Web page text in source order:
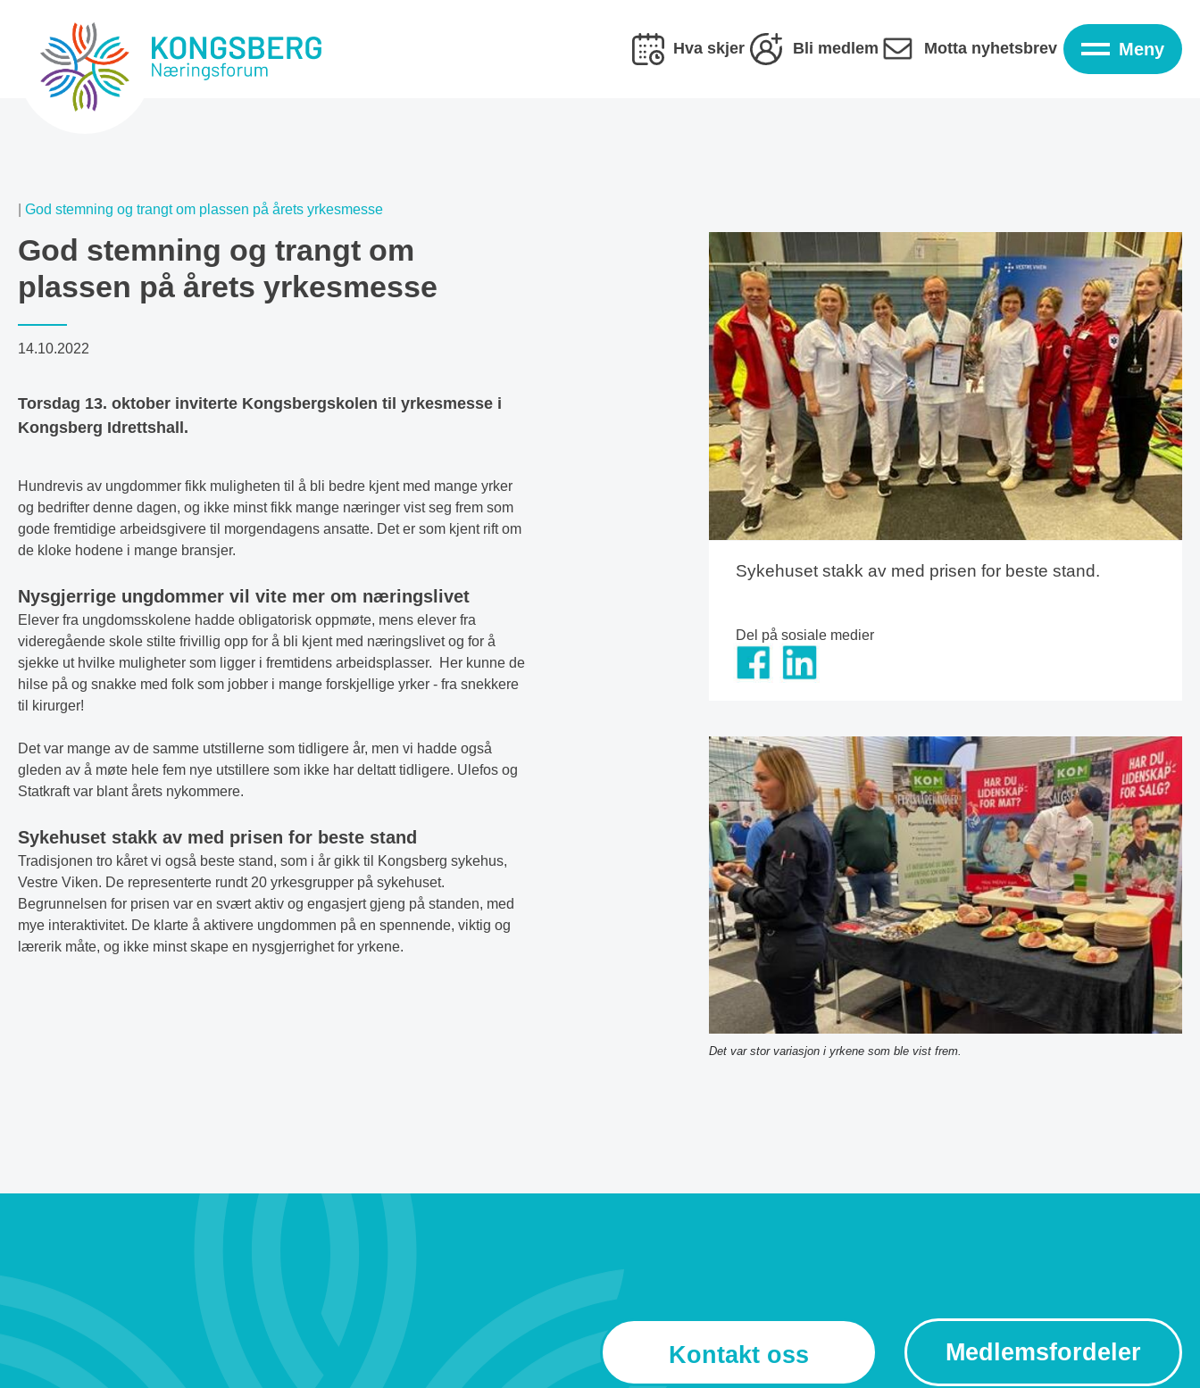
Meny
Hva skjer Bli medlem Motta nyhetsbrev
God stemning og trangt om plassen på årets yrkesmesse
God stemning og trangt om
plassen på årets yrkesmesse
14.10.2022
Torsdag 13. oktober inviterte Kongsbergskolen til yrkesmesse i
Kongsberg Idrettshall.
Hundrevis av ungdommer fikk muligheten til å bli bedre kjent med mange yrker
og bedrifter denne dagen, og ikke minst fikk mange næringer vist seg frem som
gode fremtidige arbeidsgivere til morgendagens ansatte. Det er som kjent rift om
de kloke hodene i mange bransjer.
Nysgjerrige ungdommer vil vite mer om næringslivet
Elever fra ungdomsskolene hadde obligatorisk oppmøte, mens elever fra
videregående skole stilte frivillig opp for å bli kjent med næringslivet og for å
sjekke ut hvilke muligheter som ligger i fremtidens arbeidsplasser. Her kunne de
hilse på og snakke med folk som jobber i mange forskjellige yrker - fra snekkere
til kirurger!
Det var mange av de samme utstillerne som tidligere år, men vi hadde også
gleden av å møte hele fem nye utstillere som ikke har deltatt tidligere. Ulefos og
Statkraft var blant årets nykommere.
Sykehuset stakk av med prisen for beste stand
Tradisjonen tro kåret vi også beste stand, som i år gikk til Kongsberg sykehus,
Vestre Viken. De representerte rundt 20 yrkesgrupper på sykehuset.
Begrunnelsen for prisen var en svært aktiv og engasjert gjeng på standen, med
mye interaktivitet. De klarte å aktivere ungdommen på en spennende, viktig og
lærerik måte, og ikke minst skape en nysgjerrighet for yrkene.
Sykehuset stakk av med prisen for beste stand.
Del på sosiale medier
Det var stor variasjon i yrkene som ble vist frem.
Kontakt oss Medlemsfordeler